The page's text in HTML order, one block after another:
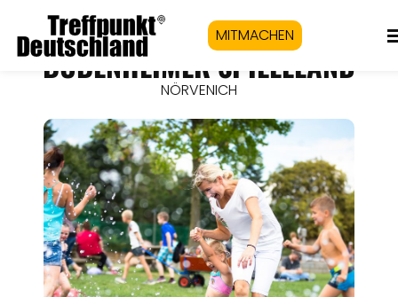
MITMACHEN
BUBENHEIMER SPIELELAND
NÖRVENICH